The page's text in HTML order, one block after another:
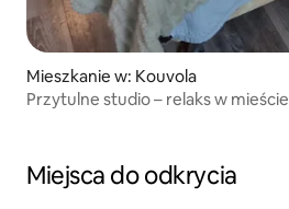
Mieszkanie w: Kouvola
Przytulne studio – relaks w mieście
Miejsca do odkrycia